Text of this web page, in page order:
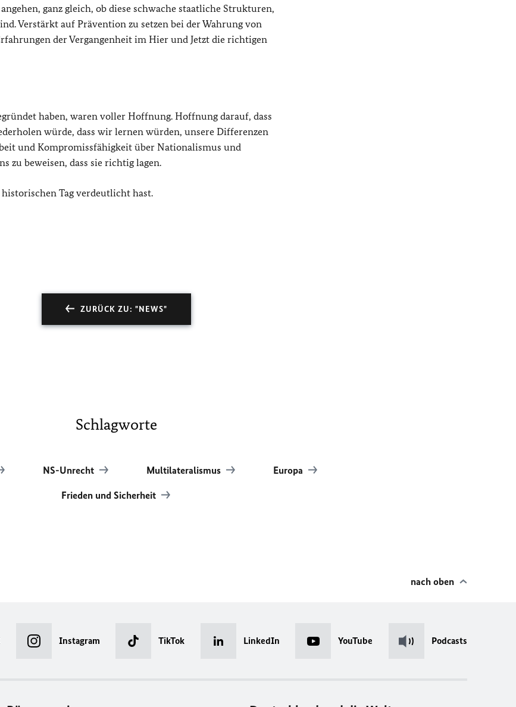
ganz gleich, ob diese schwache staatliche Strukturen,
Verstärkt auf Prävention zu setzen bei der Wahrung von
der Vergangenheit im Hier und Jetzt die richtigen
haben, waren voller Hoffnung. Hoffnung darauf, dass
würde, dass wir lernen würden, unsere Differenzen
und Kompromissfähigkeit über Nationalismus und
zu beweisen, dass sie richtig lagen.
Tag verdeutlicht hast.
ZURÜCK ZU: "NEWS"
Schlagworte
NS-Unrecht Multilateralismus Europa
Frieden und Sicherheit
nach oben
Instagram TikTok LinkedIn YouTube Podcasts